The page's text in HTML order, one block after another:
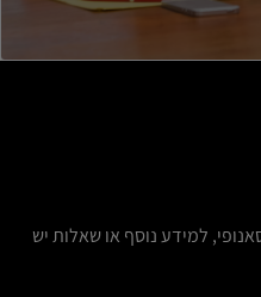
למידע נוסף או שאלות יש